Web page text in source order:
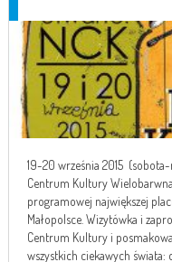
19-20 września 2015
Centrum Kultury
programowej największej
Małopolsce. Wizytówka i
Centrum Kultury i
wszystkich ciekawych świata: